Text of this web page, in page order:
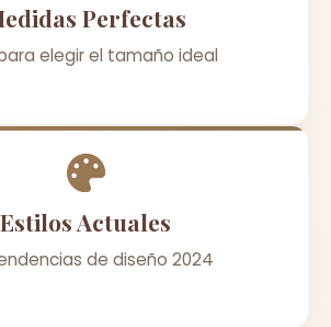
Perfectas
elegir el tamaño ideal
Estilos Actuales
de diseño 2024